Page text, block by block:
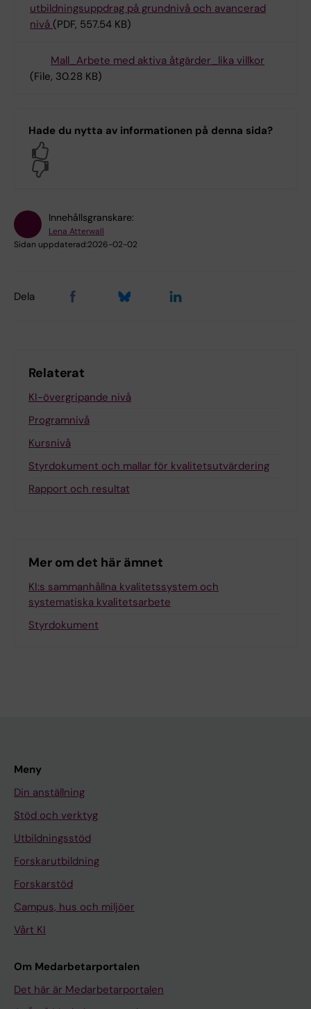
utbildningsuppdrag på grundnivå och avancerad
nivå (PDF, 557.54 KB)
Mall_Arbete med aktiva åtgärder_lika villkor
(File, 30.28 KB)
Hade du nytta av informationen på denna sida?
Innehållsgranskare:
Lena Atterwall
Sidan uppdaterad:2026-02-02
Dela
Relaterat
KI-övergripande nivå
Programnivå
Kursnivå
Styrdokument och mallar för kvalitetsutvärdering
Rapport och resultat
Mer om det här ämnet
KI:s sammanhållna kvalitetssystem och
systematiska kvalitetsarbete
Styrdokument
Meny
Din anställning
Stöd och verktyg
Utbildningsstöd
Forskarutbildning
Forskarstöd
Campus, hus och miljöer
Vårt KI
Om Medarbetarportalen
Det här är Medarbetarportalen